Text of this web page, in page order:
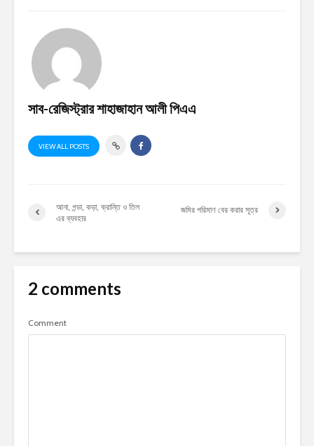
সাব-রেজিস্ট্রার শাহাজাহান আলী পিএএ
VIEW ALL POSTS
আনা, গন্ডা, কড়া, ক্রান্তি ও তিল
এর ব্যবহার
জমির পরিমাণ বের করার সূত্র
2 comments
Comment